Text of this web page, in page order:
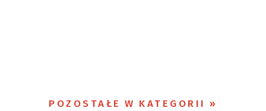
POZOSTAŁE W KATEGORII